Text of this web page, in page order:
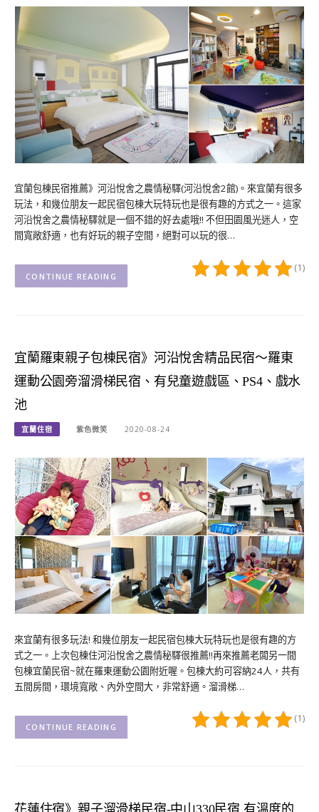
宜蘭包棟民宿推薦》河沿悅舍之農情秘驛(河沿悅舍2館)。來宜蘭有很多
玩法，和幾位朋友一起民宿包棟大玩特玩也是很有趣的方式之一。這家
河沿悅舍之農情秘驛就是一個不錯的好去處哦!! 不但田園風光迷人，空
間寬敞舒適，也有好玩的親子空間，絕對可以玩的很…
(1)
CONTINUE READING
宜蘭羅東親子包棟民宿》河沿悅舍精品民宿～羅東
運動公園旁溜滑梯民宿、有兒童遊戲區、PS4、戲水
池
宜蘭住宿 紫色微笑 2020-08-24
來宜蘭有很多玩法! 和幾位朋友一起民宿包棟大玩特玩也是很有趣的方
式之一。上次包棟住河沿悅舍之農情秘驛很推薦!!再來推薦老闆另一間
包棟宜蘭民宿~就在羅東運動公園附近喔。包棟大約可容納24人，共有
五間房間，環境寬敞、內外空間大，非常舒適。溜滑梯…
(1)
CONTINUE READING
花蓮住宿》親子溜滑梯民宿-中山330民宿 有溫度的